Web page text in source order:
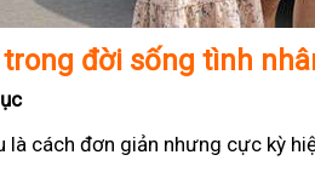
đời sống tình
là cách đơn giản nhưng cực kỳ